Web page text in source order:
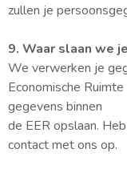
zullen je
9. Waar slaan we
We verwerken je
Economische
gegevens binnen
de EER opslaan.
contact met ons op.